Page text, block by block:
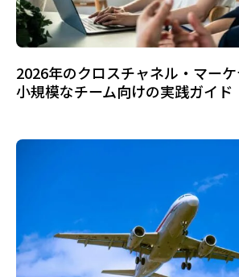
2026年のクロスチャネル・マーケ
小規模なチーム向けの実践ガイド